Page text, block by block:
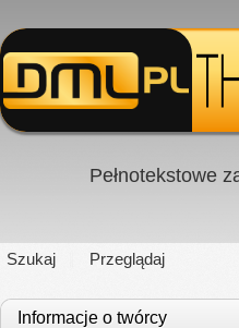
Pełnotekstowe
Szukaj Przeglądaj
Informacje o twórcy